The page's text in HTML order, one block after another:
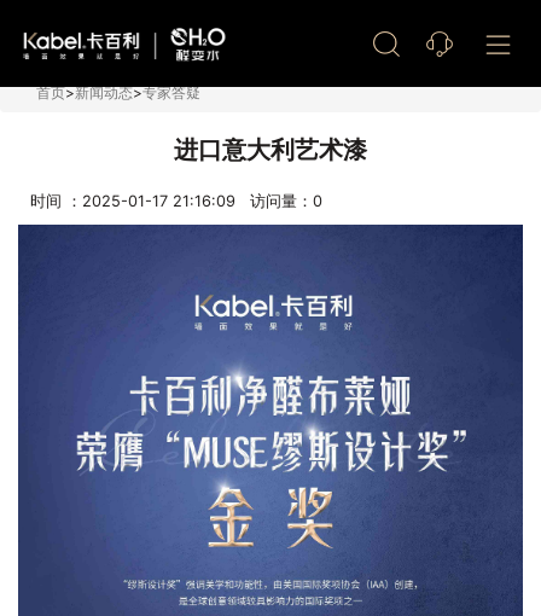
首页>新闻动态>专家答疑
进口意大利艺术漆
时间 ：2025-01-17 21:16:09 访问量： 0